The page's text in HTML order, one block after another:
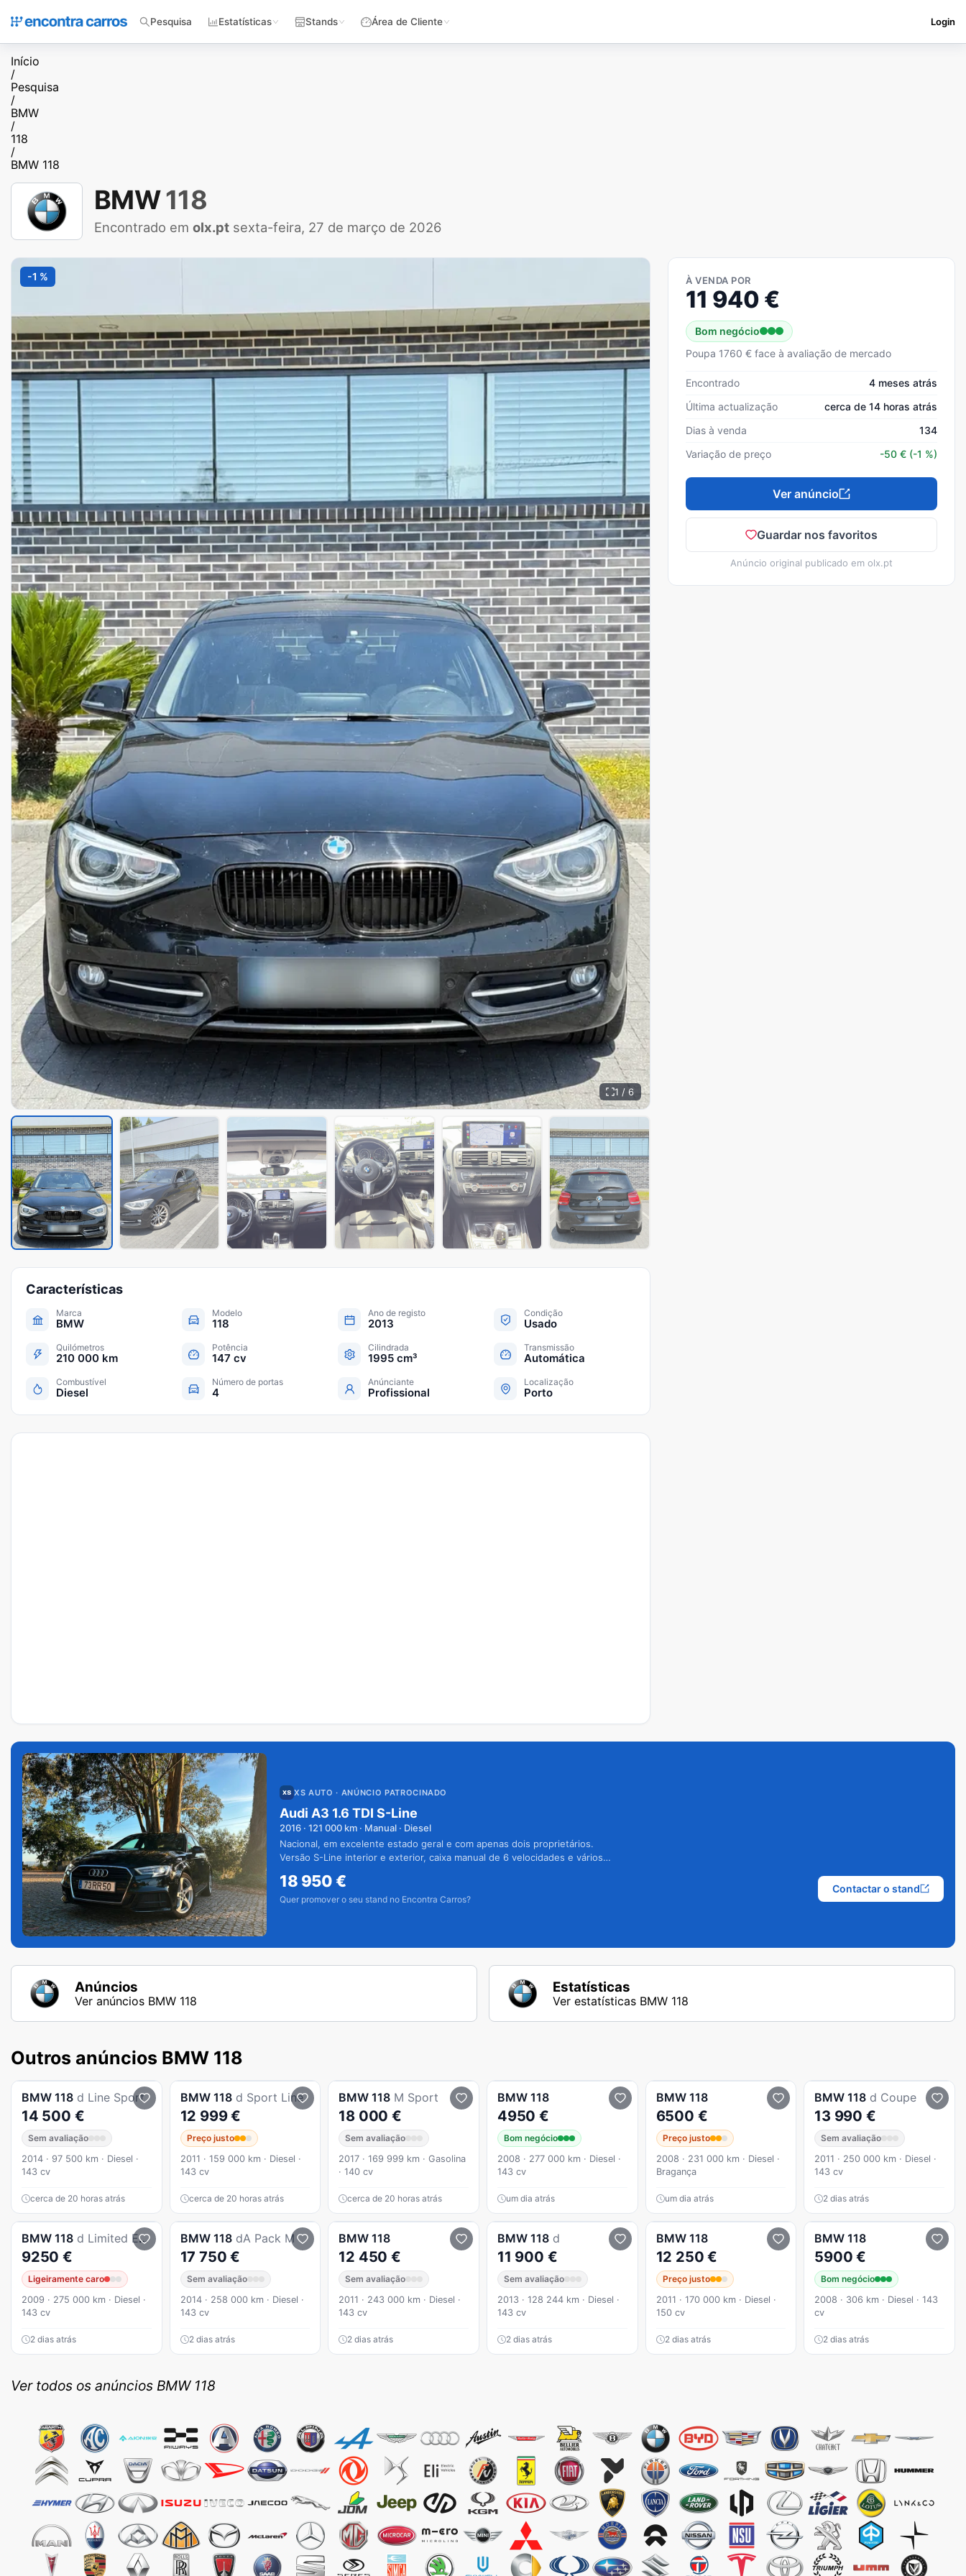
Pesquisa Estatísticas Stands Área de Cliente Login
Início
/
Pesquisa
/
BMW
/
118
/
BMW 118
BMW118
Encontrado em olx.pt sexta-feira, 27 de março de 2026
-1 %
1 / 6
À VENDA POR
11 940 €
Bom negócio
Poupa 1760 € face à avaliação de mercado
Encontrado
4 meses atrás
Última actualização
cerca de 14 horas atrás
Dias à venda
134
Variação de preço
-50 € (-1 %)
Ver anúncio
Guardar nos favoritos
Anúncio original publicado em olx.pt
Características
Marca
BMW
Modelo
118
Ano de registo
2013
Condição
Usado
Quilómetros
210 000 km
Potência
147 cv
Cilindrada
1995 cm³
Transmissão
Automática
Combustível
Diesel
Número de portas
4
Anúnciante
Profissional
Localização
Porto
XS AUTO · ANÚNCIO PATROCINADO
Audi A3 1.6 TDI S-Line
2016 · 121 000 km · Manual · Diesel
Nacional, em excelente estado geral e com apenas dois proprietários.
Versão S-Line interior e exterior, caixa manual de 6 velocidades e vários
18 950€
Quer promover o seu stand no Encontra Carros?
Contactar o stand
Anúncios
Ver anúncios BMW 118
Estatísticas
Ver estatísticas BMW 118
Outros anúncios BMW 118
BMW 118 d Line Sport
14 500 €
Sem avaliação
2014 · 97 500 km · Diesel ·
143 cv
cerca de 20 horas atrás
BMW 118 d Sport Line
12 999 €
Preço justo
2011 · 159 000 km · Diesel ·
143 cv
cerca de 20 horas atrás
BMW 118 M Sport
18 000 €
Sem avaliação
2017 · 169 999 km · Gasolina
· 140 cv
cerca de 20 horas atrás
BMW 118
4950 €
Bom negócio
2008 · 277 000 km · Diesel ·
143 cv
um dia atrás
BMW 118
6500 €
Preço justo
2008 · 231 000 km · Diesel ·
Bragança
um dia atrás
BMW 118 d Coupe
13 990 €
Sem avaliação
2011 · 250 000 km · Diesel ·
143 cv
2 dias atrás
BMW 118 d Limited Edition Lifestyle c/ M Sport Pack
9250 €
Ligeiramente caro
2009 · 275 000 km · Diesel ·
143 cv
2 dias atrás
BMW 118 dA Pack M
17 750 €
Sem avaliação
2014 · 258 000 km · Diesel ·
143 cv
2 dias atrás
BMW 118
12 450 €
Sem avaliação
2011 · 243 000 km · Diesel ·
143 cv
2 dias atrás
BMW 118 d
11 900 €
Sem avaliação
2013 · 128 244 km · Diesel ·
143 cv
2 dias atrás
BMW 118
12 250 €
Preço justo
2011 · 170 000 km · Diesel ·
150 cv
2 dias atrás
BMW 118
5900 €
Bom negócio
2008 · 306 km · Diesel · 143
cv
2 dias atrás
Ver todos os anúncios BMW 118